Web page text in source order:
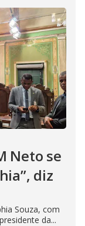
Neto se
diz
Souza, com
da...